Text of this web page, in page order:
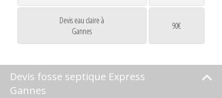
Devis eau claire à
Gannes
90€
Devis fosse septique Express
Gannes